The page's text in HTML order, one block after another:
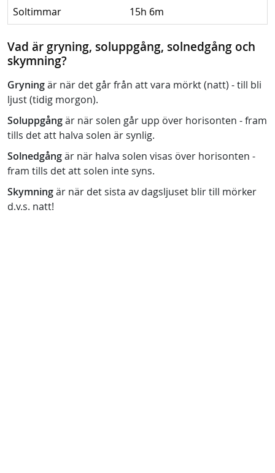
Soltimmar
15h 6m
Vad är gryning, soluppgång, solnedgång och
skymning?
Gryningär när det går från att vara mörkt (natt) - till bli
ljust (tidig morgon).
Soluppgångär när solen går upp över horisonten - fram
tills det att halva solen är synlig.
Solnedgångär när halva solen visas över horisonten -
fram tills det att solen inte syns.
Skymningär när det sista av dagsljuset blir till mörker
d.v.s. natt!